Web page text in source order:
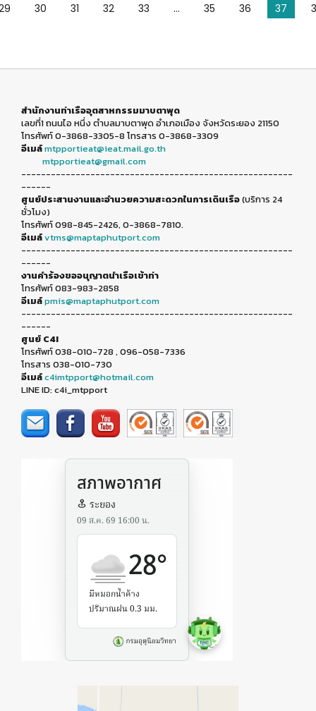
30 31 32 33 ... 35 36 37
สำนักงานท่าเรืออุตสาหกรรมมาบตาพุด
เลขที่1 ถนนไอ หนึ่ง ตำบลมาบตาพุด อำเภอเมือง จังหวัดระยอง 21150
โทรศัพท์ 0-3868-3305-8 โทรสาร 0-3868-3309
อีเมล์mtpportieat@ieat.mail.go.th
mtpportieat@gmail.com
-------------------------------------------------------
------
ศูนย์ประสานงานและอำนวยความสะดวกในการเดินเรือ(บริการ 24
ชั่วโมง)
โทรศัพท์ 098-845-2426, 0-3868-7810.
อีเมล์vtms@maptaphutport.com
-------------------------------------------------------
------
งานคำร้องขออนุญาตนำเรือเข้าท่า
โทรศัพท์ 083-983-2858
อีเมล์pmis@maptaphutport.com
-------------------------------------------------------
------
ศูนย์ C4I
โทรศัพท์ 038-010-728 , 096-058-7336
โทรสาร 038-010-730
อีเมล์c4imtpport@hotmail.com
LINE ID: c4i_mtpport